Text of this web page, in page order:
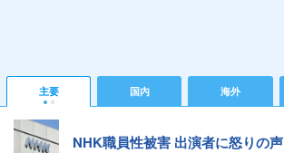
主要 国内 海外
NHK職員性被害 出演者に怒りの声